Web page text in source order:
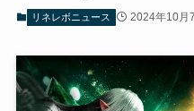
リネレボニュース 2024年10月